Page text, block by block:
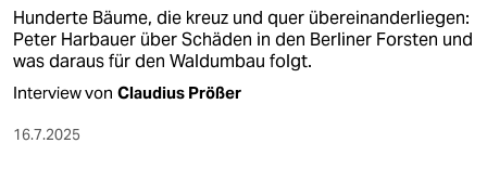
Hunderte Bäume, die kreuz und quer übereinanderliegen:
Peter Harbauer über Schäden in den Berliner Forsten und
was daraus für den Waldumbau folgt.
Interview von Claudius Prößer
16.7.2025